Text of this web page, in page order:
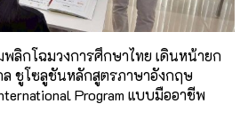
พลิกโฉมวงการศึกษาไทย เดินหน้ายก
ชูโซลูชันหลักสูตรภาษาอังกฤษ
Program แบบมืออาชีพ